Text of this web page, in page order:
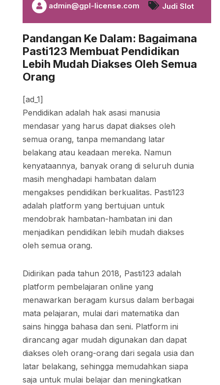
Pandangan Ke Dalam: Bagaimana
Pasti123 Membuat Pendidikan
Lebih Mudah Diakses Oleh Semua
Orang
[ad_1]
Pendidikan adalah hak asasi manusia
mendasar yang harus dapat diakses oleh
semua orang, tanpa memandang latar
belakang atau keadaan mereka. Namun
kenyataannya, banyak orang di seluruh dunia
masih menghadapi hambatan dalam
mengakses pendidikan berkualitas. Pasti123
adalah platform yang bertujuan untuk
mendobrak hambatan-hambatan ini dan
menjadikan pendidikan lebih mudah diakses
oleh semua orang.
Didirikan pada tahun 2018, Pasti123 adalah
platform pembelajaran online yang
menawarkan beragam kursus dalam berbagai
mata pelajaran, mulai dari matematika dan
sains hingga bahasa dan seni. Platform ini
dirancang agar mudah digunakan dan dapat
diakses oleh orang-orang dari segala usia dan
latar belakang, sehingga memudahkan siapa
saja untuk mulai belajar dan meningkatkan
admin@gpl-license.com Judi Slot